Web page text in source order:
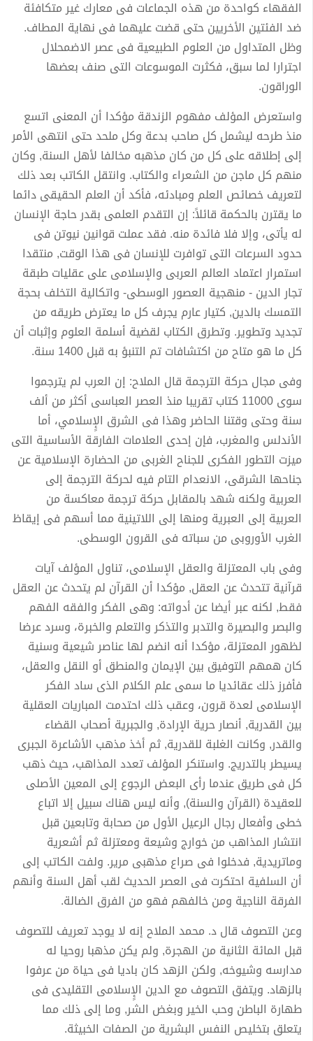
الفقهاء كواحدة من هذه الجماعات فى معارك غير متكافئة
ضد الفئتين الأخريين حتى قضت عليهما فى نهاية المطاف.
وظل المتداول من العلوم الطبيعية فى عصر الاضمحلال
اجترارا لما سبق، فكثرت الموسوعات التى صنف بعضها
الوراقون.
واستعرض المؤلف مفهوم الزندقة مؤكدا أن المعنى اتسع
منذ طرحه ليشمل كل صاحب بدعة وكل ملحد حتى انتهى الأمر
إلى إطلاقه على كل من كان مذهبه مخالفا لأهل السنة, وكان
منهم كل ماجن من الشعراء والكتاب. وانتقل الكاتب بعد ذلك
لتعريف خصائص العلم ومبادئه، فأكد أن العلم الحقيقى دائما
ما يقترن بالحكمة قائلاً: إن التقدم العلمى بقدر حاجة الإنسان
له يأتى، وإلا فلا فائدة منه. فقد عملت قوانين نيوتن فى
حدود السرعات التى توافرت للإنسان فى هذا الوقت, منتقدا
استمرار اعتماد العالم العربى والإسلامى على عقليات طبقة
تجار الدين - منهجية العصور الوسطى- واتكالية التخلف بحجة
التمسك بالدين, كتيار عارم يجرف كل ما يعترض طريقه من
تجديد وتطوير. وتطرق الكتاب لقضية أسلمة العلوم وإثبات أن
كل ما هو متاح من اكتشافات تم التنبؤ به قبل 1400 سنة.
وفى مجال حركة الترجمة قال الملاح: إن العرب لم يترجموا
سوى 11000 كتاب تقريبا منذ العصر العباسى أكثر من ألف
سنة وحتى وقتنا الحاضر وهذا فى الشرق الإٍسلامي، أما
الأندلس والمغرب، فإن إحدى العلامات الفارقة الأساسية التى
ميزت التطور الفكرى للجناح الغربى من الحضارة الإسلامية عن
جناحها الشرقى، الانعدام التام فيه لحركة الترجمة إلى
العربية ولكنه شهد بالمقابل حركة ترجمة معاكسة من
العربية إلى العبرية ومنها إلى اللاتينية مما أسهم فى إيقاظ
الغرب الأوروبى من سباته فى القرون الوسطى.
وفى باب المعتزلة والعقل الإسلامى، تناول المؤلف آيات
قرآنية تتحدث عن العقل, مؤكدا أن القرآن لم يتحدث عن العقل
فقط, لكنه عبر أيضا عن أدواته: وهى الفكر والفقه الفهم
والبصر والبصيرة والتدبر والتذكر والتعلم والخبرة، وسرد عرضا
لظهور المعتزلة، مؤكدا أنه انضم لها عناصر شيعية وسنية
كان همهم التوفيق بين الإيمان والمنطق أو النقل والعقل،
فأفرز ذلك عقائديا ما سمى علم الكلام الذى ساد الفكر
الإسلامى لعدة قرون، وعقب ذلك احتدمت المباريات العقلية
بين القدرية, أنصار حرية الإرادة, والجبرية أصحاب القضاء
والقدر, وكانت الغلبة للقدرية, ثم أخذ مذهب الأشاعرة الجبرى
يسيطر بالتدريج. واستنكر المؤلف تعدد المذاهب، حيث ذهب
كل فى طريق عندما رأى البعض الرجوع إلى المعين الأصلى
للعقيدة (القرآن والسنة), وأنه ليس هناك سبيل إلا اتباع
خطى وأفعال رجال الرعيل الأول من صحابة وتابعين قبل
انتشار المذاهب من خوارج وشيعة ومعتزلة ثم أشعرية
وماتريدية, فدخلوا فى صراع مذهبى مرير. ولفت الكاتب إلى
أن السلفية احتكرت فى العصر الحديث لقب أهل السنة وأنهم
الفرقة الناجية ومن خالفهم فهو من الفرق الضالة.
وعن التصوف قال د. محمد الملاح إنه لا يوجد تعريف للتصوف
قبل المائة الثانية من الهجرة, ولم يكن مذهبا روحيا له
مدارسه وشيوخه, ولكن الزهد كان باديا فى حياة من عرفوا
بالزهاد. ويتفق التصوف مع الدين الإٍسلامى التقليدى فى
طهارة الباطن وحب الخير وبغض الشر, وما إلى ذلك مما
يتعلق بتخليص النفس البشرية من الصفات الخبيثة.